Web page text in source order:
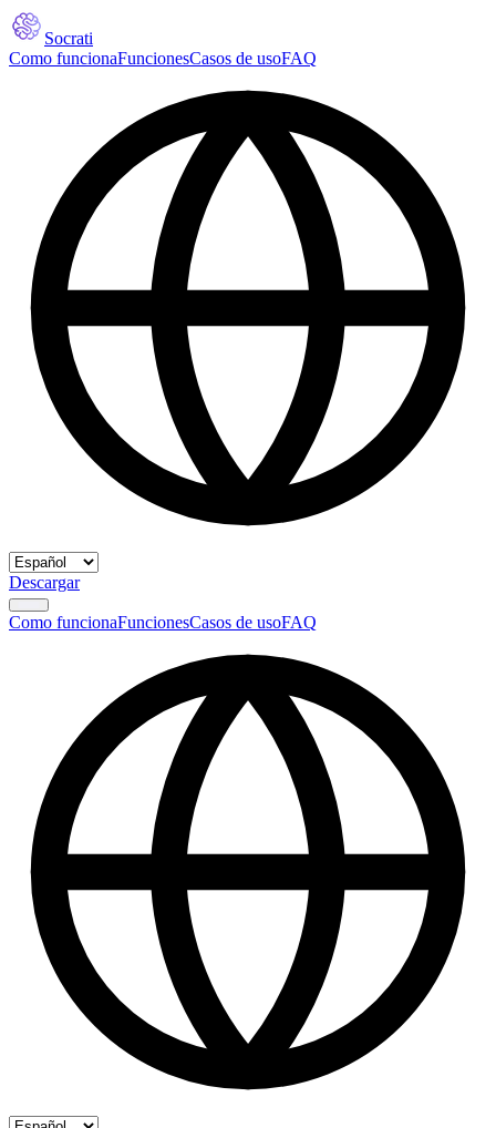
Socrati
Como funcionaFuncionesCasos de usoFAQ
Descargar
Como funcionaFuncionesCasos de usoFAQ